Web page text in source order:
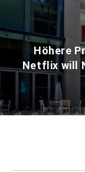
Höhere
Netflix will